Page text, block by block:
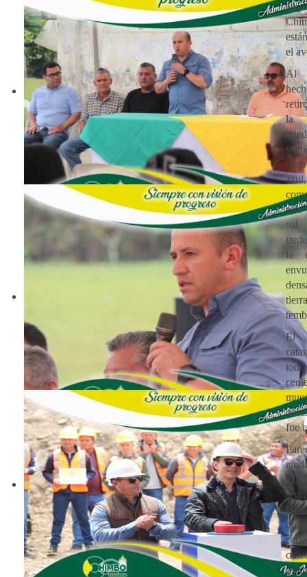
el
Al
la
azul,
este
sol
la
El
fue